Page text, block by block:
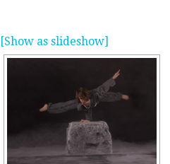
[Show as slideshow]